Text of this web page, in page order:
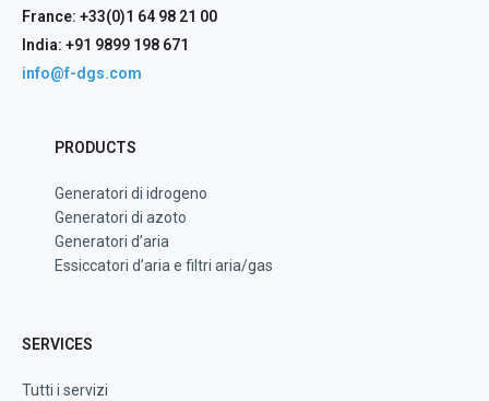
France: +33(0)1 64 98 21 00
India: +91 9899 198 671
info@f-dgs.com
PRODUCTS
Generatori di idrogeno
Generatori di azoto
Generatori d’aria
Essiccatori d’aria e filtri aria/gas
SERVICES
Tutti i servizi